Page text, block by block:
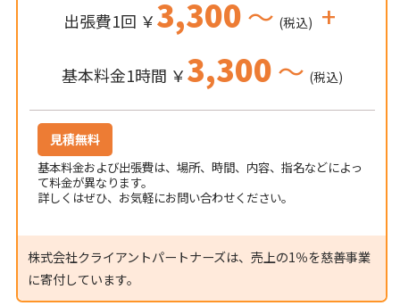
出張費1回 ￥3,300～ (税込) +
基本料金1時間 ￥3,300～ (税込)
見積無料
基本料金および出張費は、場所、時間、内容、指名などによっ
て料金が異なります。
詳しくはぜひ、お気軽にお問い合わせください。
株式会社クライアントパートナーズは、売上の1％を慈善事業
に寄付しています。